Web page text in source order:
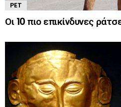
PET
Οι 10 πιο επικίνδυνες